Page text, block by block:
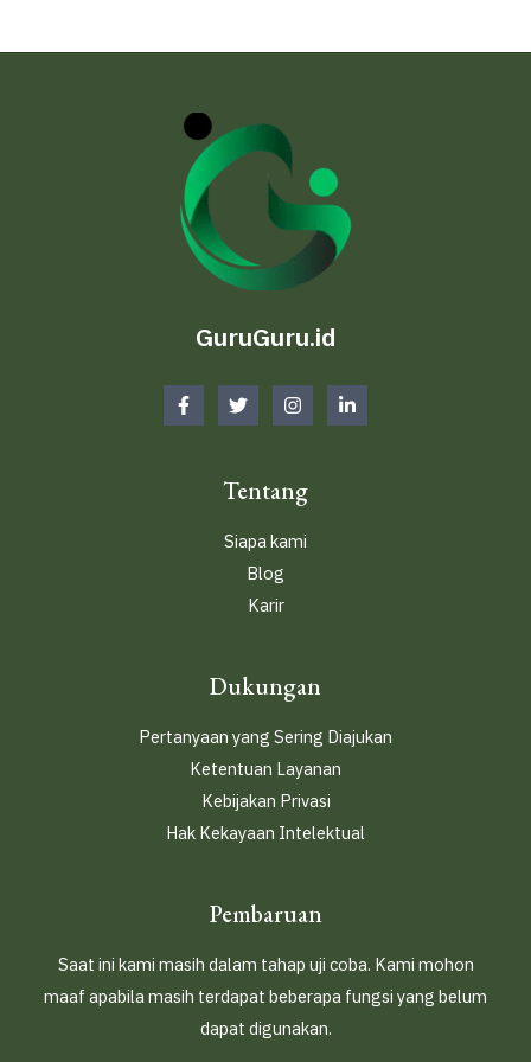
GuruGuru.id
Tentang
Siapa kami
Blog
Karir
Dukungan
Pertanyaan yang Sering Diajukan
Ketentuan Layanan
Kebijakan Privasi
Hak Kekayaan Intelektual
Pembaruan
Saat ini kami masih dalam tahap uji coba. Kami mohon
maaf apabila masih terdapat beberapa fungsi yang belum
dapat digunakan.